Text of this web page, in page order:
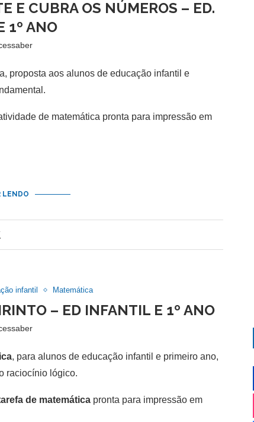
E CUBRA OS NÚMEROS – ED.
1º ANO
proposta aos alunos de educação infantil e
de matemática pronta para impressão em
LENDO
infantil Matemática
– ED INFANTIL E 1º ANO
, para alunos de educação infantil e primeiro ano,
raciocínio lógico.
de matemática pronta para impressão em